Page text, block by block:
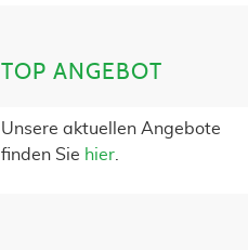
TOP ANGEBOT
Unsere aktuellen Angebote
finden Sie hier